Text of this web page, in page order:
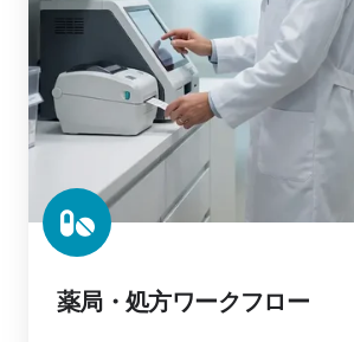
薬局・処方ワークフロー